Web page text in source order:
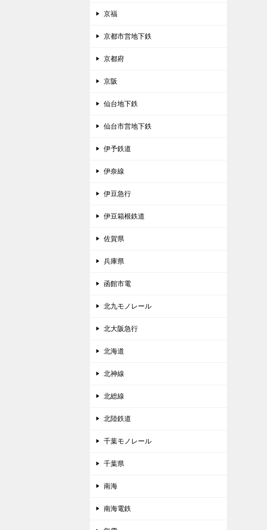
京福
京都市営地下鉄
京都府
京阪
仙台地下鉄
仙台市営地下鉄
伊予鉄道
伊奈線
伊豆急行
伊豆箱根鉄道
佐賀県
兵庫県
函館市電
北九モノレール
北大阪急行
北海道
北神線
北総線
北陸鉄道
千葉モノレール
千葉県
南海
南海電鉄